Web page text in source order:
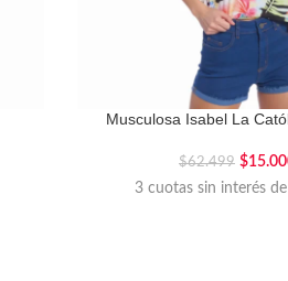
Musculosa Isabel La
$62.499 $
3 cuotas sin interés